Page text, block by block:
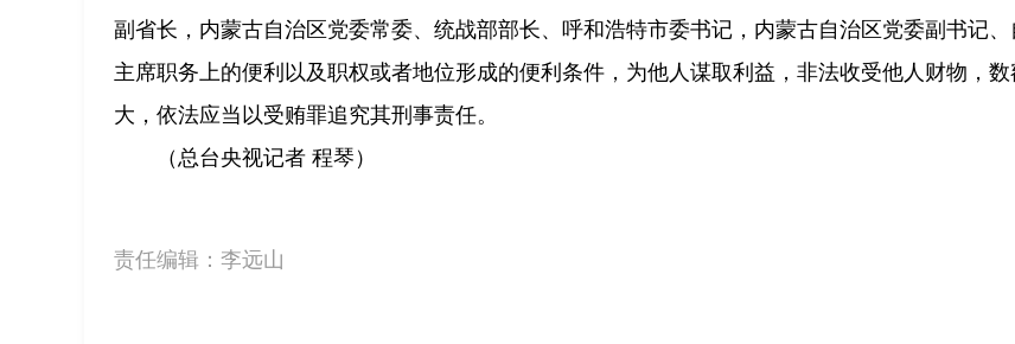
副省长，内蒙古自治区党委常委、统战部部长、呼和浩特市委书记，内蒙古自治区党委副书记
主席职务上的便利以及职权或者地位形成的便利条件，为他人谋取利益，非法收受他人财物，数
大，依法应当以受贿罪追究其刑事责任。
（总台央视记者 程琴）
责任编辑： 李远山